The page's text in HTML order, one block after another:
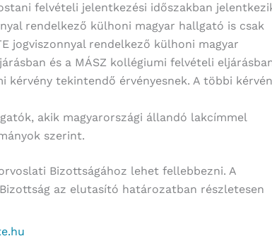
felvételi jelentkezési időszakban
rendelkező külhoni magyar hallgató is csak
jogviszonnyal rendelkező külhoni magyar
és a MÁSZ kollégiumi felvételi
tekintendő érvényesnek. A többi
akik magyarországi állandó lakcímmel
szerint.
Bizottságához lehet fellebbezni. A
az elutasító határozatban részletesen